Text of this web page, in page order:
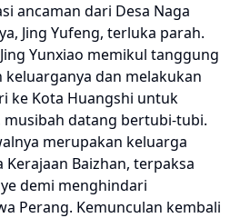
ancaman dari Desa Naga
Jing Yufeng, terluka parah.
Yunxiao memikul tanggung
dan melakukan
ke Kota Huangshi untuk
musibah datang bertubi-tubi.
merupakan keluarga
Baizhan, terpaksa
demi menghindari
Perang. Kemunculan kembali